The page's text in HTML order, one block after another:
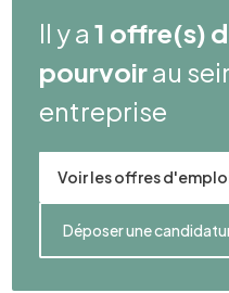
Il y a1 offre(s)
pourvoirau
entreprise
Voir les offres
Déposer une